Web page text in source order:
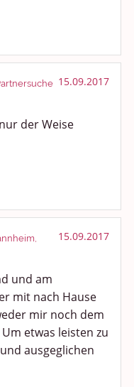
15.09.2017
der Weise
15.09.2017
und am
mit nach Hause
mir noch dem
etwas leisten zu
ausgeglichen